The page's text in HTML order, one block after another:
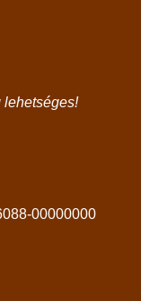
lehetséges!
00000000